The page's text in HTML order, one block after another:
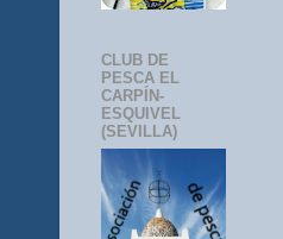
CLUB DE
PESCA EL
CARPÍN-
ESQUIVEL
(SEVILLA)